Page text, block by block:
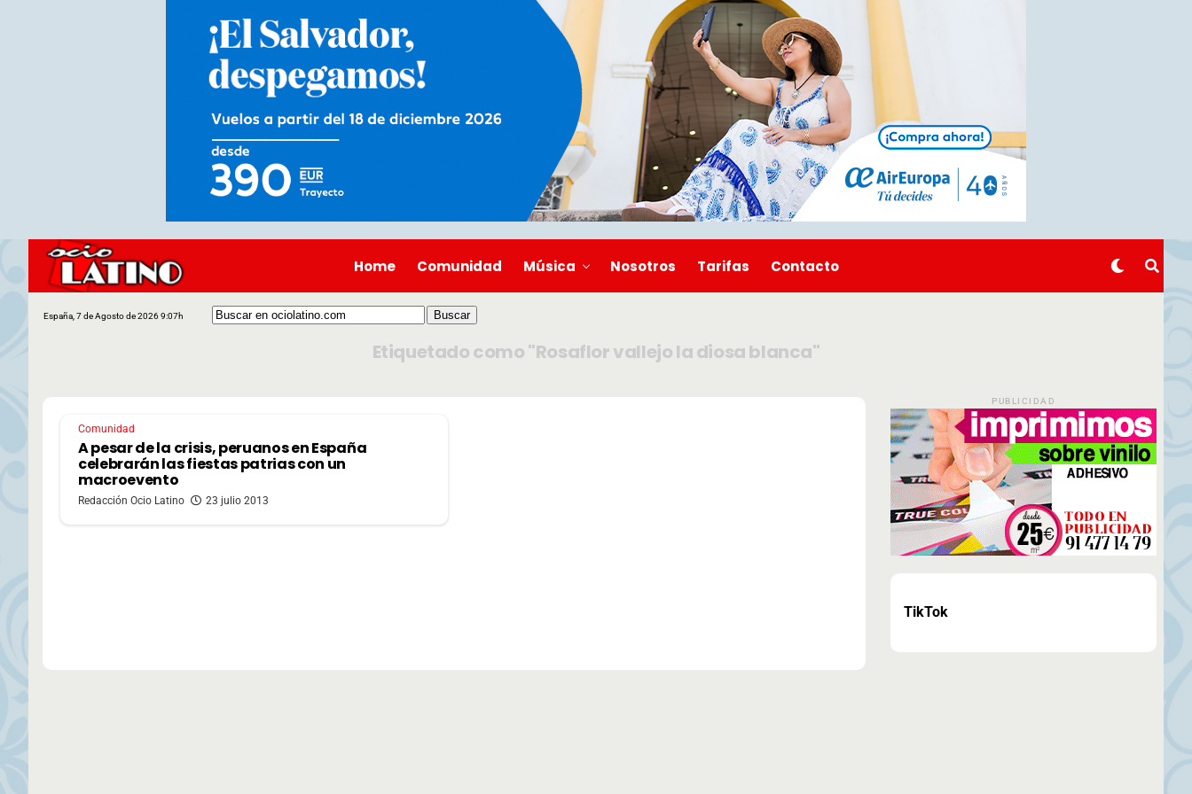
Home Comunidad Música Nosotros Tarifas Contacto
España, 7 de Agosto de 2026 9:07h
Etiquetado como "Rosaflor vallejo la diosa blanca"
Comunidad
A pesar de la crisis, peruanos en España
celebrarán las fiestas patrias con un
macroevento
Redacción Ocio Latino 23 julio 2013
PUBLICIDAD
TikTok